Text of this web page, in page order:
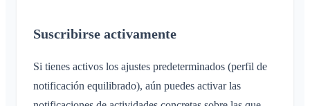
Suscribirse activamente
Si tienes activos los ajustes predeterminados (perfil de
notificación equilibrado), aún puedes activar las